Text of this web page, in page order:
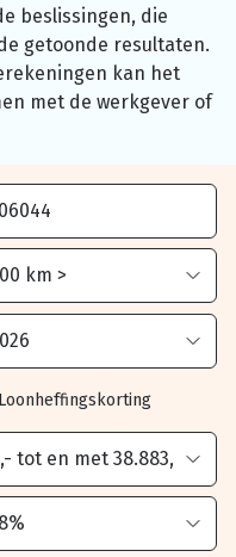
beslissingen, die
getoonde resultaten.
kan het
met de werkgever of
Loonheffingskorting